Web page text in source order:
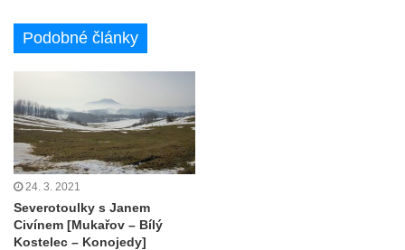
Podobné články
24. 3. 2021
Severotoulky s Janem
Civínem [Mukařov – Bílý
Kostelec – Konojedy]